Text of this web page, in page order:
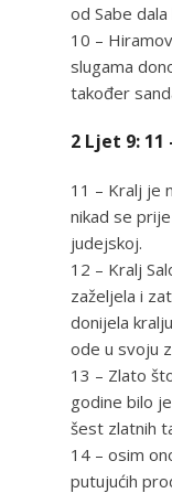
od Sabe dala
10 –
slugama
također
2 Ljet 9: 11
11 – Kralj je
nikad se
judejskoj.
12 – Kralj
zaželjela i
donijela
ode u svoju
13 – Zlato
godine bilo
šest zlatnih
14 – osim
putujućih